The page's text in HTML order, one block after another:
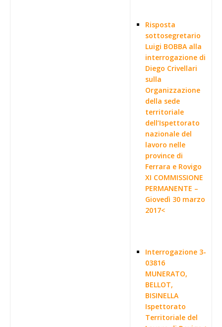
Risposta
sottosegretario
Luigi BOBBA alla
interrogazione di
Diego Crivellari
sulla
Organizzazione
della sede
territoriale
dell’Ispettorato
nazionale del
lavoro nelle
province di
Ferrara e Rovigo
XI COMMISSIONE
PERMANENTE –
Giovedì 30 marzo
2017<
Interrogazione 3-
03816
MUNERATO,
BELLOT,
BISINELLA
Ispettorato
Territoriale del